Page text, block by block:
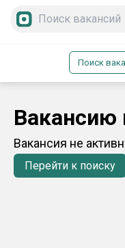
Поиск
Вакансию
Вакансия не
Перейти к поиску